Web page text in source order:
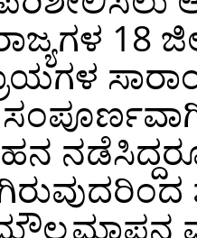
18
ನಡೆಸಿದ್ದರೂ